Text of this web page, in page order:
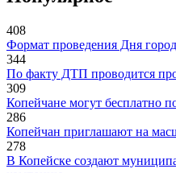
408
Формат проведения Дня
344
По факту ДТП проводится
309
Копейчане могут бесплатно
286
Копейчан приглашают на
278
В Копейске создают